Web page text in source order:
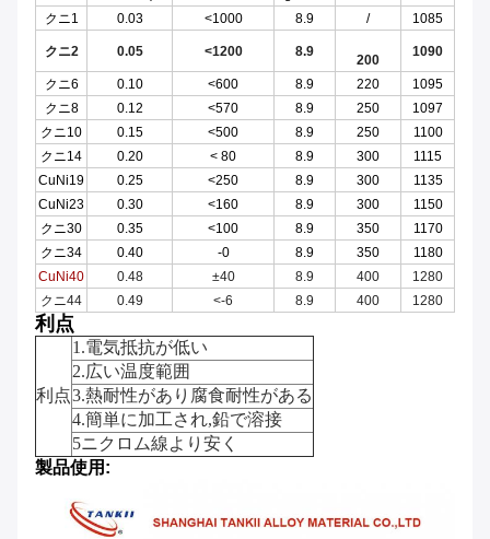
クニ1
0.03 <1000 8.9 / 1085
クニ2 0.05 <1200 8.9
200
1090
クニ6 0.10 <600 8.9 220
1095
クニ8
0.12 <570 8.9 250
1097
クニ10
0.15 <500 8.9 250
1100
クニ14
0.20 < 80 8.9 300
1115
CuNi19
0.25 <250 8.9 300
1135
CuNi23
0.30 <160 8.9 300
1150
クニ30
0.35 <100 8.9 350
1170
クニ34
0.40 -0 8.9 350
1180
CuNi40
0.48 ±40 8.9 400
1280
クニ44
0.49 <-6 8.9 400 1280
利点
利点
1.電気抵抗が低い
2.広い温度範囲
3.熱耐性があり腐食耐性がある
4.簡単に加工され,鉛で溶接
5ニクロム線より安く
製品使用: